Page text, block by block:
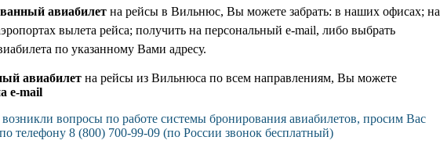
авиабилет на рейсы в Вильнюс, Вы можете забрать: в наших офисах; на
вылета рейса; получить на персональный e-mail, либо выбрать
по указанному Вами адресу.
авиабилет на рейсы из Вильнюса по всем направлениям, Вы можете
e-mail
вопросы по работе системы бронирования авиабилетов, просим Вас
телефону 8 (800) 700-99-09 (по России звонок бесплатный)